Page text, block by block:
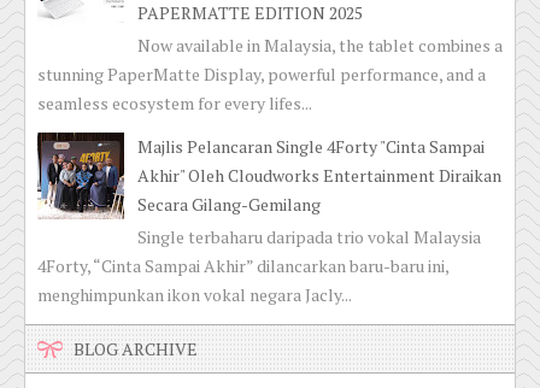
PAPERMATTE EDITION 2025
Now available in Malaysia, the tablet combines a
stunning PaperMatte Display, powerful performance, and a
seamless ecosystem for every lifes...
Majlis Pelancaran Single 4Forty "Cinta Sampai
Akhir" Oleh Cloudworks Entertainment Diraikan
Secara Gilang-Gemilang
Single terbaharu daripada trio vokal Malaysia
4Forty, “Cinta Sampai Akhir” dilancarkan baru-baru ini,
menghimpunkan ikon vokal negara Jacly...
BLOG ARCHIVE